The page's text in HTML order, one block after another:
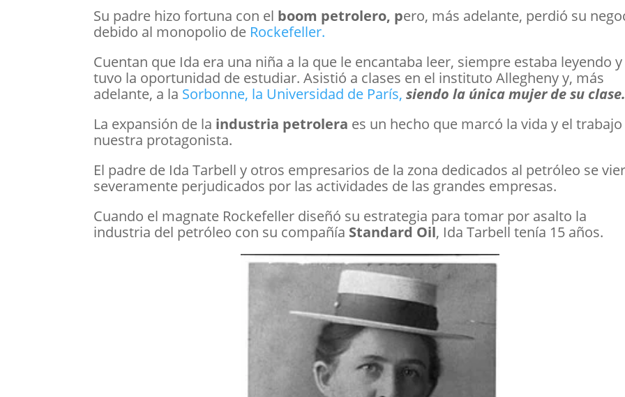
Su padre hizo fortuna con el boom petrolero, pero, más adelante, perdió su
debido al monopolio de Rockefeller.
Cuentan que Ida era una niña a la que le encantaba leer, siempre estaba leyendo y
tuvo la oportunidad de estudiar. Asistió a clases en el instituto Allegheny y, más
adelante, a la Sorbonne, la Universidad de París, siendo la única mujer de su clase.
La expansión de la industria petrolera es un hecho que marcó la vida y el
nuestra protagonista.
El padre de Ida Tarbell y otros empresarios de la zona dedicados al petróleo se
severamente perjudicados por las actividades de las grandes empresas.
Cuando el magnate Rockefeller diseñó su estrategia para tomar por asalto la
industria del petróleo con su compañía Standard Oil, Ida Tarbell tenía 15 años.